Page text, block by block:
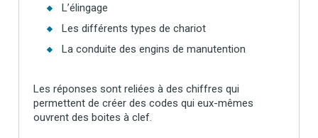
L’élingage
Les différents types de chariot
La conduite des engins de manutention
Les réponses sont reliées à des chiffres qui
permettent de créer des codes qui eux-mêmes
ouvrent des boites à clef.